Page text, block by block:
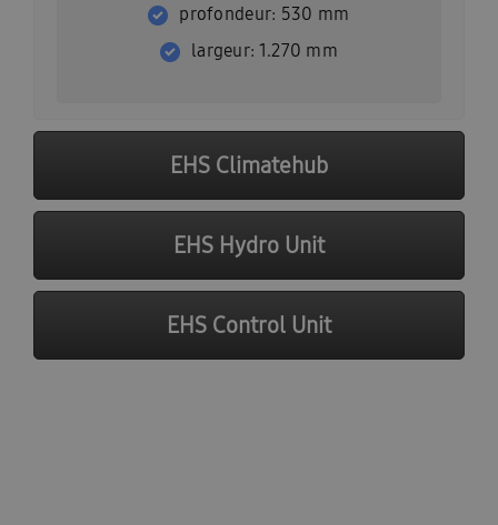
profondeur: 530 mm
largeur: 1.270 mm
EHS Climatehub
EHS Hydro Unit
EHS Control Unit